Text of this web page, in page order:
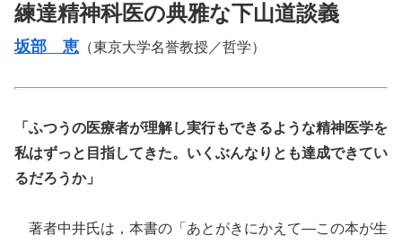
練達精神科医の典雅な下山道談義
坂部 恵 （東京大学名誉教授／哲学）
「ふつうの医療者が理解し実行もできるような精神医学を
私はずっと目指してきた。いくぶんなりとも達成できてい
るだろうか」
著者中井氏は，本書の「あとがきにかえて―この本が生